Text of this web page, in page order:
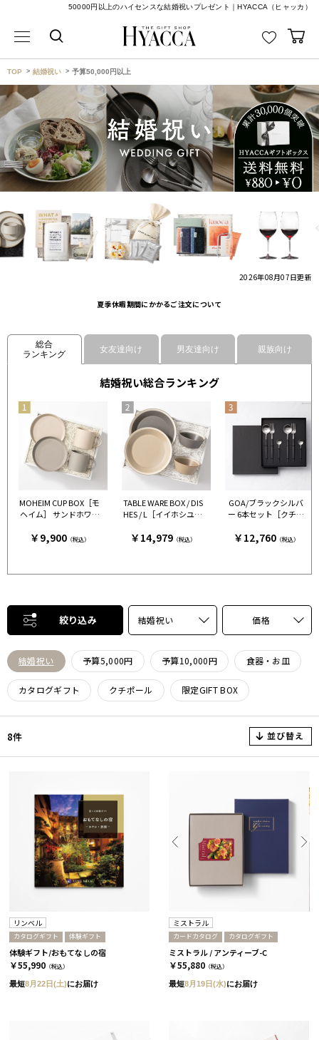
50000円以上のハイセンスな結婚祝いプレゼント｜HYACCA（ヒャッカ）
TOP 結婚祝い 予算50,000円以上
2026年08月07日更新
夏季休暇期間にかかるご注文について
総合
ランキング
女友達向け 男友達向け 親族向け
結婚祝い総合ランキング
MOHEIM CUP BOX［モ
ヘイム］ サンドホワイ
ム］
￥9,900（税込）
TABLE WARE BOX / DIS
HES / L［イイホシユミ
ー＆ベージュ［イイホ
￥14,979（税込）
GOA/ブラックシルバ
ー 6本セット［クチポ
￥12,760（税込）
絞り込み 結婚祝い 価格
結婚祝い 予算5,000円 予算10,000円 食器・お皿
カタログギフト クチポール 限定GIFT BOX
8件 並び替え
リンベル
カタログギフト 体験ギフト
体験ギフト/おもてなしの宿
￥55,990 （税込）
最短8月22日(土)にお届け
ミストラル
カードカタログ カタログギフト
ミストラル / アンティーブ-C
￥55,880 （税込）
最短8月19日(水)にお届け